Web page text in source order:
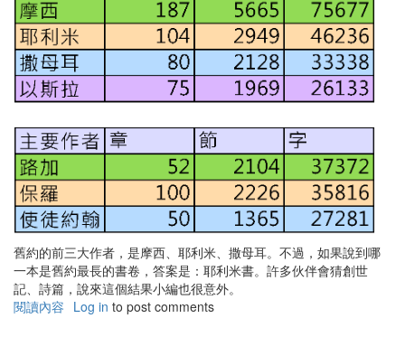
舊約的前三大作者，是摩西、耶利米、撒母耳。不過，如果說到哪
一本是舊約最長的書卷，答案是：耶利米書。許多伙伴會猜創世
記、詩篇，說來這個結果小編也很意外。
閱讀內容 有Log in to post comments